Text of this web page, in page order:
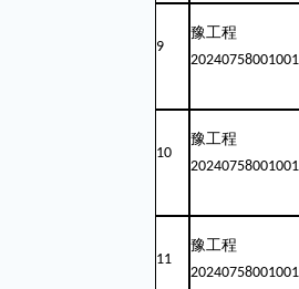
9
豫工程
20240758001001
10
豫工程
20240758001001
11
豫工程
20240758001001